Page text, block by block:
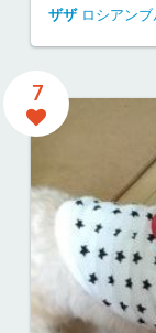
ザザ ロシアンブ
7